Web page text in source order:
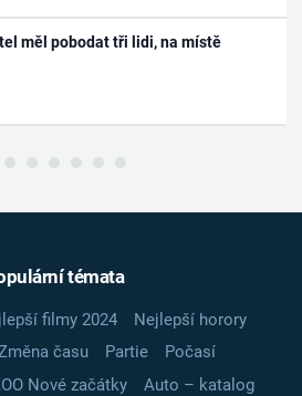
měl pobodat tři lidi, na místě
témata
filmy 2024
Nejlepší horory
času Partie
Počasí
Nové začátky
Auto – katalog